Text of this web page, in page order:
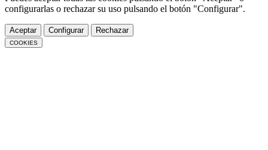
configurarlas o rechazar su uso pulsando el botón "Configurar".
Aceptar Configurar Rechazar
COOKIES